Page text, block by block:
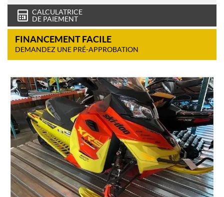
CALCULATRICE
DE PAIEMENT
FINANCEMENT FACILE
DEMANDEZ UNE PRÉ-APPROBATION